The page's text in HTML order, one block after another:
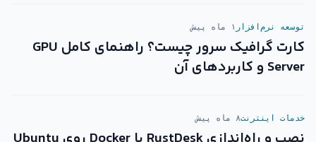
توسعه نرم‌افزار ۱ ماه پیش
کارت گرافیک سرور چیست؟ راهنمای کامل GPU
Server و کاربردهای آن
خدمات اینترنت۸ ماه پیش